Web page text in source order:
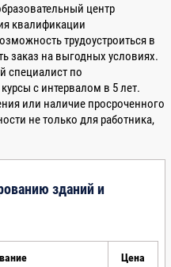
центр
квалификации
трудоустроиться в
заказ на выгодных условиях.
специалист по
с интервалом в 5 лет.
или наличие просроченного
не только для работника,
зданий и
Цена